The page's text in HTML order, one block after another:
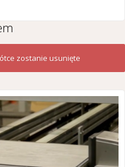
zostanie usunięte